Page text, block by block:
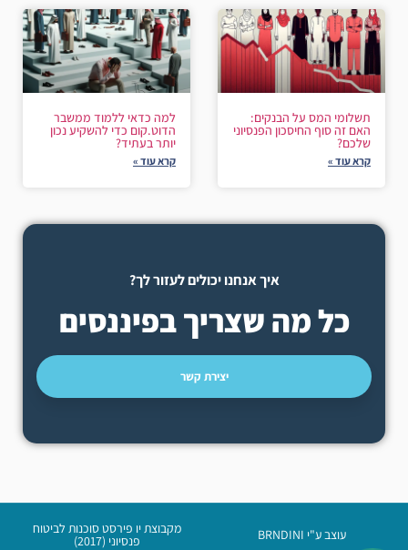
תשלומי המס על הבנקים:
האם זה סוף החיסכון הפנסיוני
שלכם?
קרא עוד »
למה כדאי ללמוד ממשבר
הדוט.קום כדי להשקיע נכון
יותר בעתיד?
קרא עוד »
איך אנחנו יכולים לעזור לך?
כל מה שצריך בפיננסים
יצירת קשר
עוצב ע"י BRNDINI מקבוצת יו פירסט סוכנות לביטוח
פנסיוני (2017)